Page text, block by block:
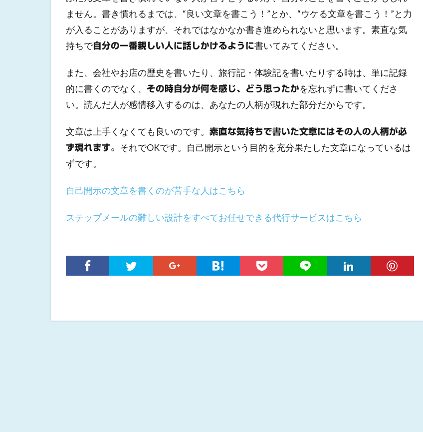
ません。書き慣れるまでは、“良い文章を書こう！”とか、“ウケる文章を書こう！”と力
が入ることがありますが、それではなかなか書き進められないと思います。素直な気
持ちで自分の一番親しい人に話しかけるように書いてみてください。
また、会社やお店の歴史を書いたり、旅行記・体験記を書いたりする時は、単に記録
的に書くのでなく、
その時自分が何を感じ、どう思ったかを忘れずに書いてくださ
い。読んだ人が感情移入するのは、あなたの人柄が現れた部分だからです。
文章は上手くなくても良いのです。
素直な気持ちで書いた文章にはその人の人柄が必
ず現れます。 それでOKです。自己開示という目的を充分果たした文章になっているは
ずです。
自己開示の文章を書くのが苦手な人はこちら
ステップメールの難しい設計をすべてお任せできる代行サービスはこちら